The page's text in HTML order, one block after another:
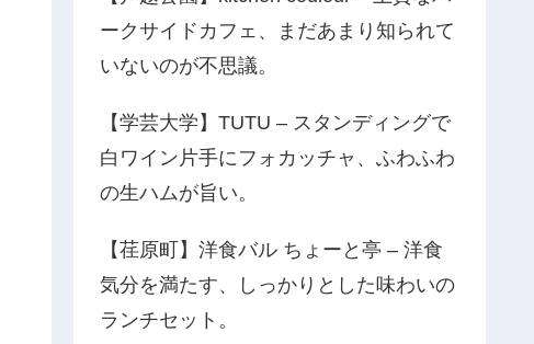
ークサイドカフェ、まだあまり知られて
いないのが不思議。
【学芸大学】TUTU – スタンディングで
白ワイン片手にフォカッチャ、ふわふわ
の生ハムが旨い。
【荏原町】洋食バル ちょーと亭 – 洋食
気分を満たす、しっかりとした味わいの
ランチセット。